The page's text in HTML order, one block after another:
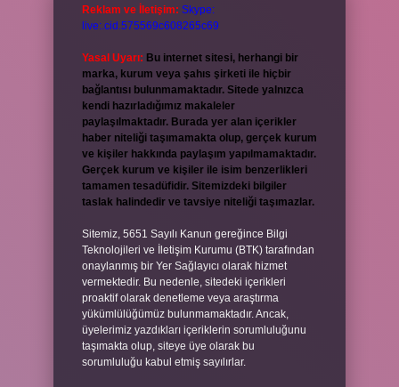
Reklam ve İletişim: Skype:
live:.cid.575569c608265c69
Yasal Uyarı: Bu internet sitesi, herhangi bir
marka, kurum veya şahıs şirketi ile hiçbir
bağlantısı bulunmamaktadır. Sitede yalnızca
kendi hazırladığımız makaleler
paylaşılmaktadır. Burada yer alan içerikler
haber niteliği taşımamakta olup, gerçek kurum
ve kişiler hakkında paylaşım yapılmamaktadır.
Gerçek kurum ve kişiler ile isim benzerlikleri
tamamen tesadüfidir. Sitemizdeki bilgiler
taslak halindedir ve tavsiye niteliği taşımazlar.
Sitemiz, 5651 Sayılı Kanun gereğince Bilgi
Teknolojileri ve İletişim Kurumu (BTK) tarafından
onaylanmış bir Yer Sağlayıcı olarak hizmet
vermektedir. Bu nedenle, sitedeki içerikleri
proaktif olarak denetleme veya araştırma
yükümlülüğümüz bulunmamaktadır. Ancak,
üyelerimiz yazdıkları içeriklerin sorumluluğunu
taşımakta olup, siteye üye olarak bu
sorumluluğu kabul etmiş sayılırlar.